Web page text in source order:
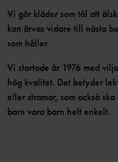
Vi gör kläder som tål att
kan ärvas vidare till nästa
som håller.
Vi startade år 1976 med
hög kvalitet. Det betyder
eller stramar, som också
barn vara barn helt enkelt.